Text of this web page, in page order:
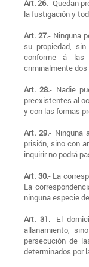
Art. 26.- Quedan
la fustigación y
Art. 27.- Ninguna
su propiedad,
conforme á
criminalmente
Art. 28.- Nadie
preexistentes al
y con las formas
Art. 29.- Ninguna
prisión, sino con
inquirir no podrá
Art. 30.- La
La
ninguna especie
Art. 31.- El
allanamiento,
persecución de
determinados por